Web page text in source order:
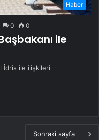
Haber
0 0
ile
İdris ile ilişkileri
Sonraki sayfa